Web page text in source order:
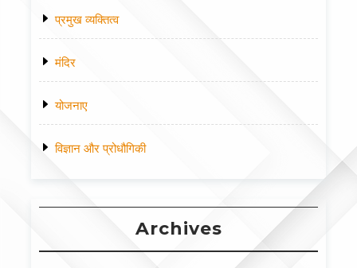
प्रमुख व्यक्तित्व
मंदिर
योजनाए
विज्ञान और प्रोधौगिकी
Archives